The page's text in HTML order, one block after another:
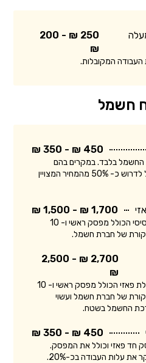
250 ₪ - 200
₪
העבודה המקובלות.
חשמל
450 ₪ - 350 ₪
החשמל בלבד. במקרים בהם
החשמלאי החליף רכיב, מקובל לדרוש כ- 50% מהמחיר המצויין
1,700 ₪ - 1,500 ₪
המחיר מתייחס ללוח חשמל בסיסי הכולל מפסק ראשי ו- 10
של חברת חשמל.
2,700 ₪ - 2,500
₪
המחיר מתייחס ללוח חשמל תלת פאזי הכולל מפסק ראשי ו- 10
של חברת חשמל ועשוי
החשמל בשטח.
450 ₪ - 350 ₪
חד פאזי וכולל את המפסק.
עלות העבודה בכ-20%.